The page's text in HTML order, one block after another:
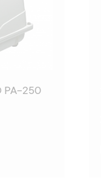
PA-250